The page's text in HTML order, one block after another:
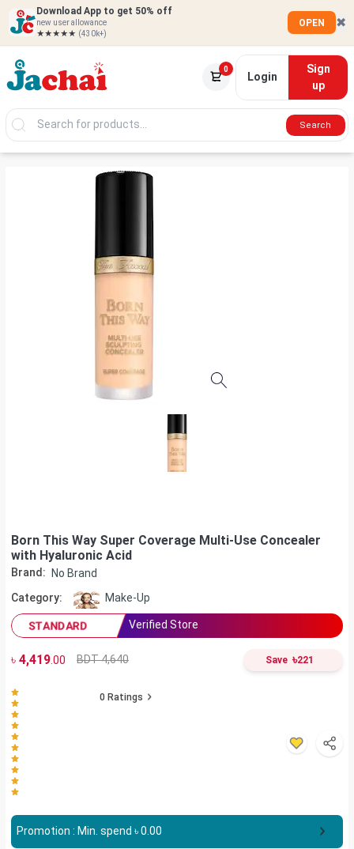
Download App to get 50% off
new user allowance
★★★★★ (430k+)
OPEN ✖
0
Login
Sign
up
Search
Born This Way Super Coverage Multi-Use Concealer
with Hyaluronic Acid
Brand: No Brand
Category:
Make-Up
STANDARD Verified Store
৳ 4,419.00 BDT 4,640 Save ৳221
0 Ratings
Promotion : Min. spend ৳0.00